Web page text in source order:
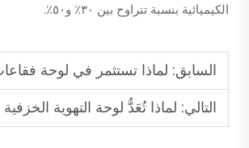
الكيميائية بنسبة تتراوح بين ٣٠٪ و٥٠٪.
السابق: لماذا تستثمر في لوحة فقاعات لأغراض الأكسجة لتحسين
التالي: لماذا تُعَدُّ لوحة التهوية الخزفية المسامية مثالية لعملية